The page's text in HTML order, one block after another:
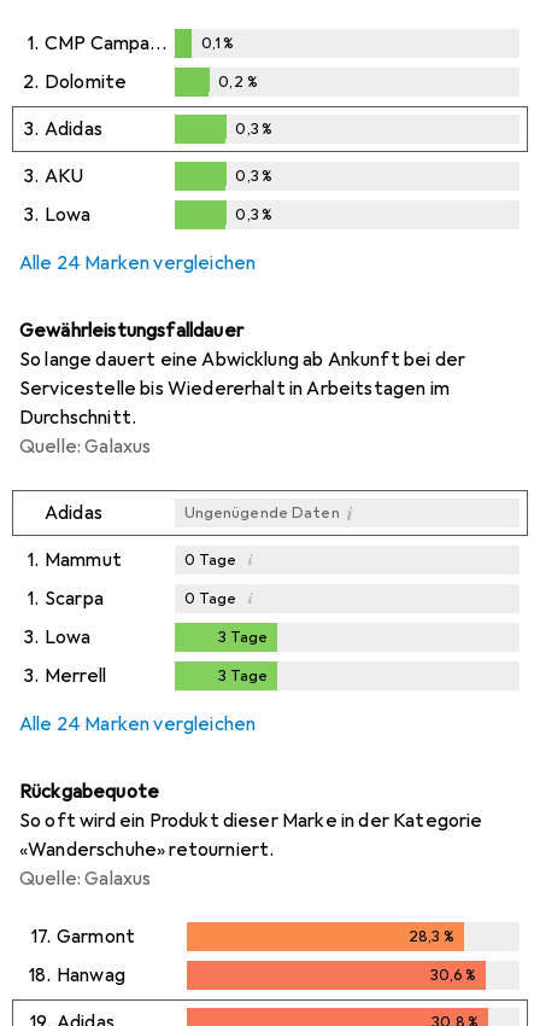
1. CMP Campagnolo
%
0,1%
2. Dolomite
0,2%
0,2 %
3. Adidas
0,3%
0,3%
3. AKU
0,3%
0,3%
3. Lowa 0,3%
Alle 24 Marken vergleichen
Gewährleistungsfalldauer
So lange dauert eine Abwicklung ab Ankunft bei der
Servicestelle bis Wiedererhalt in Arbeitstagen im
Durchschnitt.
Quelle: Galaxus
Adidas Ungenügende Daten i
1. Mammut 0 Tage i
1. Scarpa 0 Tage i
3. Lowa 3 Tage
3. Merrell 3 Tage
Alle 24 Marken vergleichen
Rückgabequote
So oft wird ein Produkt dieser Marke in der Kategorie
«Wanderschuhe» retourniert.
Quelle: Galaxus
17. Garmont 28,3 %
28,3%
18. Hanwag 30,6%
30,6%